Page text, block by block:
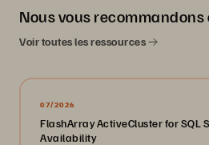
Nous vous
Voir toutes les ressources
07/2026
FlashArray ActiveCluster for SQL
Availability